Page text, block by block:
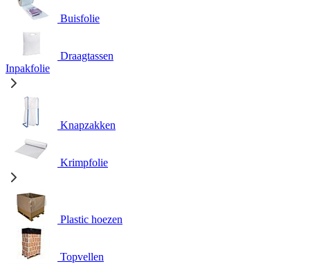
Buisfolie
Draagtassen
Inpakfolie
Knapzakken
Krimpfolie
Plastic hoezen
Topvellen